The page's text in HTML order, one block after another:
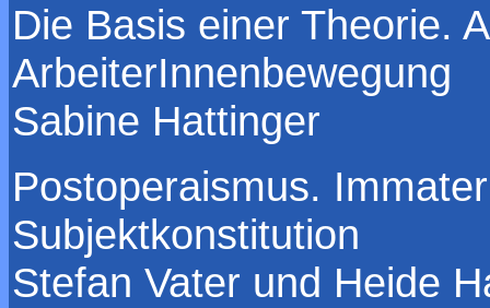
Die Basis einer Theorie.
ArbeiterInnenbewegung
Sabine Hattinger
Postoperaismus.
Subjektkonstitution
Stefan Vater und Heide